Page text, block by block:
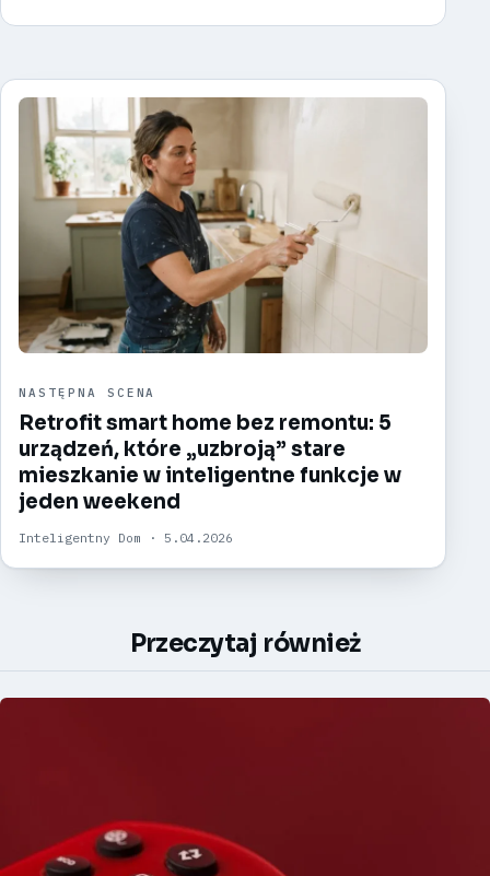
NASTĘPNA SCENA
Retrofit smart home bez remontu: 5
urządzeń, które „uzbroją” stare
mieszkanie w inteligentne funkcje w
jeden weekend
Inteligentny Dom · 5.04.2026
Przeczytaj również